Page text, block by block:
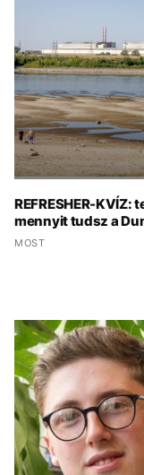
REFRESHER-KVÍZ:
mennyit tudsz a
MOST